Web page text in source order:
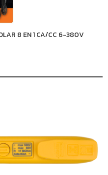
8 EN 1 CA/CC 6-380V